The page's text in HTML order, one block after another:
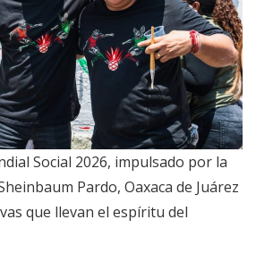
Social 2026, impulsado por la
Pardo, Oaxaca de Juárez
que llevan el espíritu del